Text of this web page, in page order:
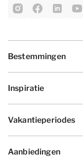
Bestemmingen
Inspiratie
Vakantieperiodes
Aanbiedingen